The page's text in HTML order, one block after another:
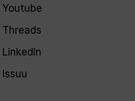
Youtube
Threads
LinkedIn
Issuu